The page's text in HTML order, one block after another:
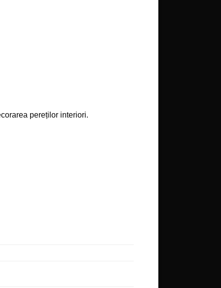
pereților interiori.